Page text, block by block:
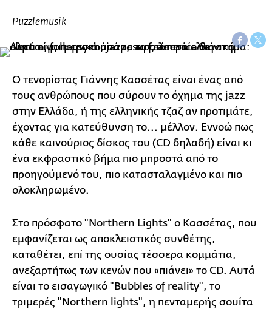
Puzzlemusik
Ο τενορίστας Γιάννης Κασσέτας είναι ένας από
τους ανθρώπους που σύρουν το όχημα της jazz
στην Ελλάδα, ή της ελληνικής τζαζ αν προτιμάτε,
έχοντας για κατεύθυνση το... μέλλον. Εννοώ πως
κάθε καινούριος δίσκος του (CD δηλαδή) είναι κι
ένα εκφραστικό βήμα πιο μπροστά από το
προηγούμενό του, πιο κατασταλαγμένο και πιο
ολοκληρωμένο.
Στο πρόσφατο "Northern Lights" ο Κασσέτας, που
εμφανίζεται ως αποκλειστικός συνθέτης,
καταθέτει, επί της ουσίας τέσσερα κομμάτια,
ανεξαρτήτως των κενών που «πιάνει» το CD. Αυτά
είναι το εισαγωγικό "Bubbles of reality", το
τριμερές "Northern lights", η πενταμερής σουίτα